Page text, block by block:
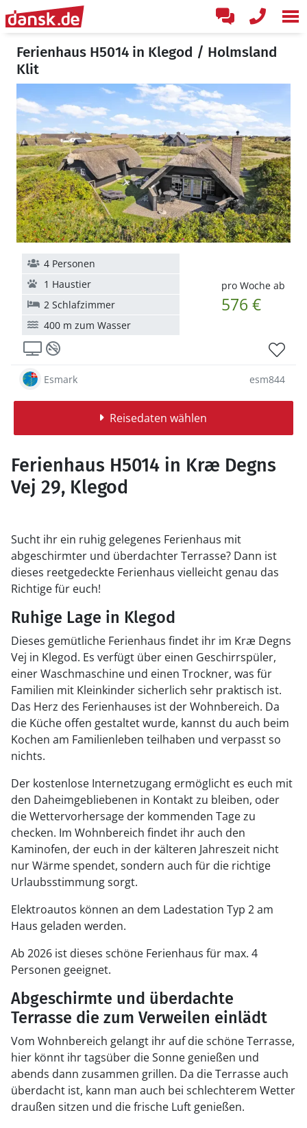
Ferienhaus H5014 in Klegod / Holmsland
Klit
pro Woche ab
576 €
4 Personen
1 Haustier
2 Schlafzimmer
400 m zum Wasser
Esmark esm844
Reisedaten wählen
Ferienhaus H5014 in Kræ Degns
Vej 29, Klegod
Sucht ihr ein ruhig gelegenes Ferienhaus mit
abgeschirmter und überdachter Terrasse? Dann ist
dieses reetgedeckte Ferienhaus vielleicht genau das
Richtige für euch!
Ruhige Lage in Klegod
Dieses gemütliche Ferienhaus findet ihr im Kræ Degns
Vej in Klegod. Es verfügt über einen Geschirrspüler,
einer Waschmaschine und einen Trockner, was für
Familien mit Kleinkinder sicherlich sehr praktisch ist.
Das Herz des Ferienhauses ist der Wohnbereich. Da
die Küche offen gestaltet wurde, kannst du auch beim
Kochen am Familienleben teilhaben und verpasst so
nichts.
Der kostenlose Internetzugang ermöglicht es euch mit
den Daheimgebliebenen in Kontakt zu bleiben, oder
die Wettervorhersage der kommenden Tage zu
checken. Im Wohnbereich findet ihr auch den
Kaminofen, der euch in der kälteren Jahreszeit nicht
nur Wärme spendet, sondern auch für die richtige
Urlaubsstimmung sorgt.
Elektroautos können an dem Ladestation Typ 2 am
Haus geladen werden.
Ab 2026 ist dieses schöne Ferienhaus für max. 4
Personen geeignet.
Abgeschirmte und überdachte
Terrasse die zum Verweilen einlädt
Vom Wohnbereich gelangt ihr auf die schöne Terrasse,
hier könnt ihr tagsüber die Sonne genießen und
abends dann zusammen grillen. Da die Terrasse auch
überdacht ist, kann man auch bei schlechterem Wetter
draußen sitzen und die frische Luft genießen.